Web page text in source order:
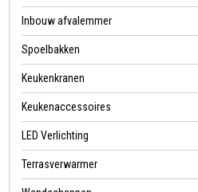
Inbouw afvalemmer
Spoelbakken
Keukenkranen
Keukenaccessoires
LED Verlichting
Terrasverwarmer